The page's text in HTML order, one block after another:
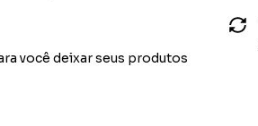
você deixar seus produtos